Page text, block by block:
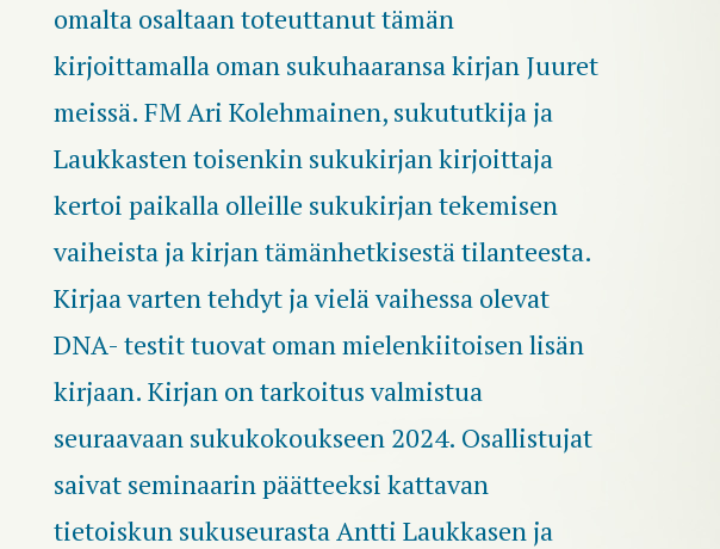
omalta osaltaan toteuttanut tämän
kirjoittamalla oman sukuhaaransa kirjan Juuret
meissä. FM Ari Kolehmainen, sukututkija ja
Laukkasten toisenkin sukukirjan kirjoittaja
kertoi paikalla olleille sukukirjan tekemisen
vaiheista ja kirjan tämänhetkisestä tilanteesta.
Kirjaa varten tehdyt ja vielä vaihessa olevat
DNA- testit tuovat oman mielenkiitoisen lisän
kirjaan. Kirjan on tarkoitus valmistua
seuraavaan sukukokoukseen 2024. Osallistujat
saivat seminaarin päätteeksi kattavan
tietoiskun sukuseurasta Antti Laukkasen ja